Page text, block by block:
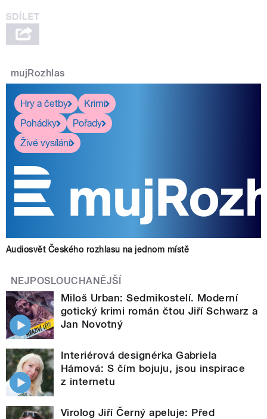
mujRozhlas
Hry a četby
Krimi
Pohádky
Pořady
Živé vysílání
Audiosvět Českého rozhlasu na jednom místě
NEJPOSLOUCHANĚJŠÍ
Miloš Urban: Sedmikostelí. Moderní
gotický krimi román čtou Jiří Schwarz a
Jan Novotný
Interiérová designérka Gabriela
Hámová: S čím bojuju, jsou inspirace
z internetu
Virolog Jiří Černý apeluje: Před